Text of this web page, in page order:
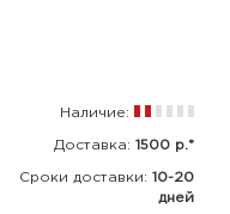
Наличие:
Доставка: 1500 р.*
Сроки доставки: 10-20
дней